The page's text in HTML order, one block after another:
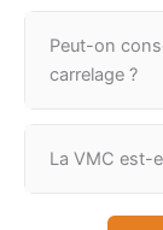
Peut-on
carrelage ?
La VMC est-